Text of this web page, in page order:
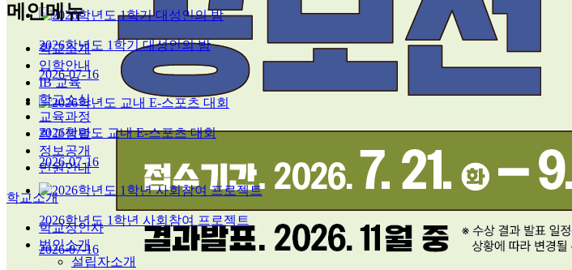
메인메뉴
학교소개
입학안내
IB 교육
학교소식
교육과정
학교생활
정보공개
민원안내
학교소개
학교장인사
법인소개
설립자소개
2026학년도 1학기 대성인의 밤
2026-07-16
2026학년도 교내 E-스포츠 대회
2026-07-16
2026학년도 1학년 사회참여 프로젝트
2026-07-16